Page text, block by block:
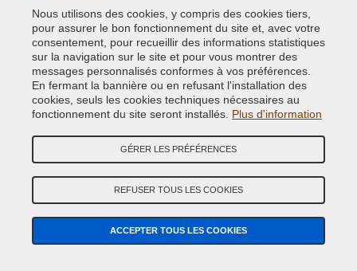
RAL 6013 Vert jonc
NRL6013
RAL 6014 Olive jaune
NRL6014
RAL 6015 Olive noir
NRL6015
Nous utilisons des cookies, y compris des cookies tiers,
pour assurer le bon fonctionnement du site et, avec votre
consentement, pour recueillir des informations statistiques
sur la navigation sur le site et pour vous montrer des
messages personnalisés conformes à vos préférences.
En fermant la bannière ou en refusant l'installation des
cookies, seuls les cookies techniques nécessaires au
fonctionnement du site seront installés. Plus d'information
GÉRER LES PRÉFÉRENCES
REFUSER TOUS LES COOKIES
ACCEPTER TOUS LES COOKIES